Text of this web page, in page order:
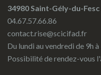
34980 Saint-Gély-du-Fesc
04.67.57.66.86
contact.rise@scicifad.fr
Du lundi au vendredi de 9h
Possibilité de rendez-vous